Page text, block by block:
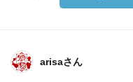
arisaさん